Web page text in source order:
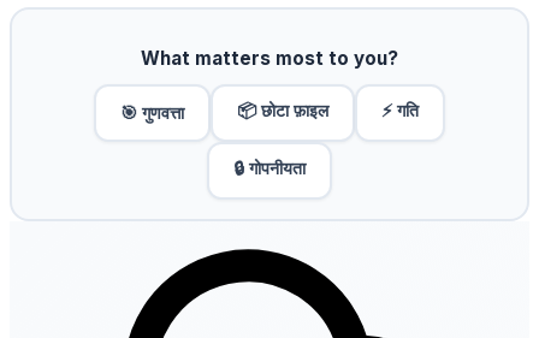
What matters most to you?
🎯 गुणवत्ता 📦 छोटा फ़ाइल ⚡ गति
🔒 गोपनीयता